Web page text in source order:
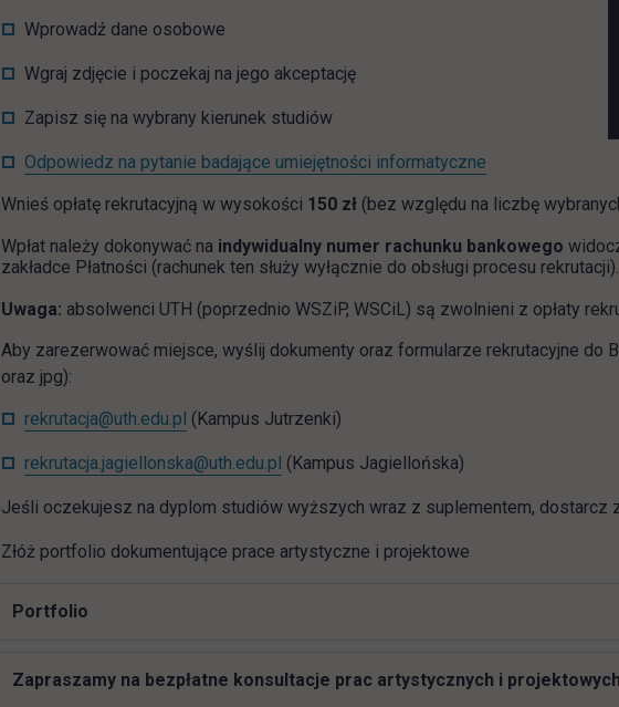
Wprowadź dane osobowe
Wgraj zdjęcie i poczekaj na jego akceptację
Zapisz się na wybrany kierunek studiów
Odpowiedz na pytanie badające umiejętności informatyczne
Wnieś opłatę rekrutacyjną w wysokości 150 zł (bez względu na liczbę
Wpłat należy dokonywać na indywidualny numer rachunku bankowego
zakładce Płatności (rachunek ten służy wyłącznie do obsługi procesu rekrutacji).
Uwaga: absolwenci UTH (poprzednio WSZiP, WSCiL) są zwolnieni z opłaty
Aby zarezerwować miejsce, wyślij dokumenty oraz formularze rekrutacyjne do
oraz jpg):
rekrutacja@uth.edu.pl (Kampus Jutrzenki)
rekrutacja.jagiellonska@uth.edu.pl (Kampus Jagiellońska)
Jeśli oczekujesz na dyplom studiów wyższych wraz z suplementem, dostarcz
Złóż portfolio dokumentujące prace artystyczne i projektowe
Portfolio
Zapraszamy na bezpłatne konsultacje prac artystycznych i projektowych